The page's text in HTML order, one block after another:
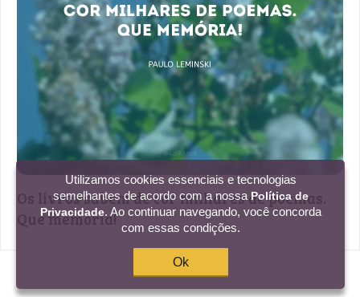
Os livros sabem de cor milhares de poemas.
Que memória!
Compartilhar
Copiar
Utilizamos cookies essenciais e tecnologias
semelhantes de acordo com a nossa Política de
Privacidade. Ao continuar navegando, você concorda
com essas condições.
Ok